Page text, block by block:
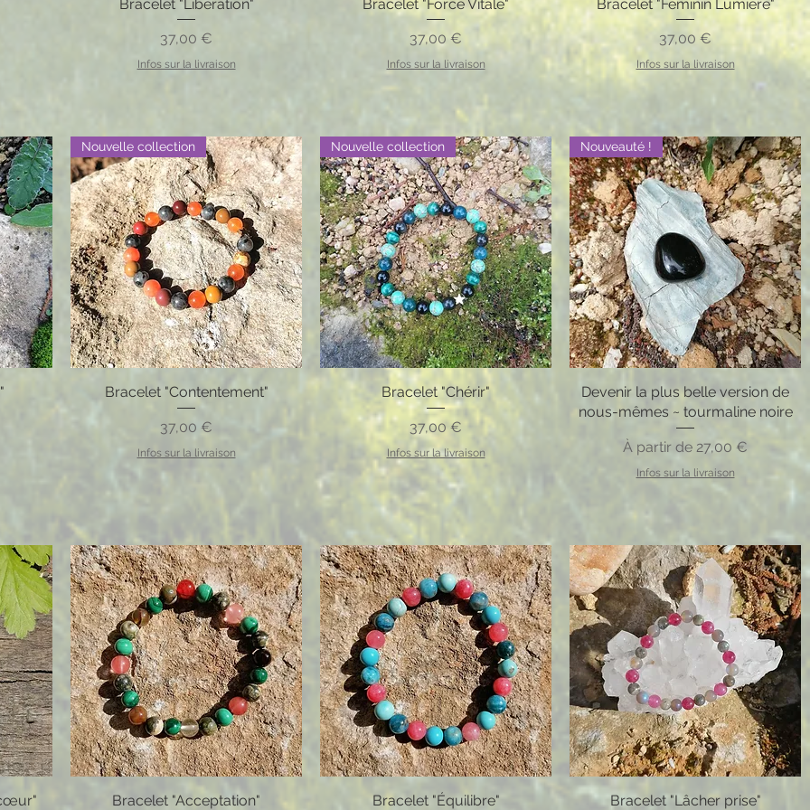
Bracelet "Libération"
Prix
37,00 €
Infos sur la livraison
Bracelet "Force Vitale"
Prix
37,00 €
Infos sur la livraison
Bracelet "Féminin Lumière"
Prix
37,00 €
Infos sur la livraison
Nouvelle collection
Bracelet "Contentement"
Prix
37,00 €
Infos sur la livraison
Nouvelle collection
Bracelet "Chérir"
Prix
37,00 €
Infos sur la livraison
Nouveauté !
Devenir la plus belle version de
nous-mêmes ~ tourmaline noire
À partir de 27,00 €
Prix promotionnel
Infos sur la livraison
Bracelet "Acceptation" Bracelet "Équilibre" Bracelet "Lâcher prise"